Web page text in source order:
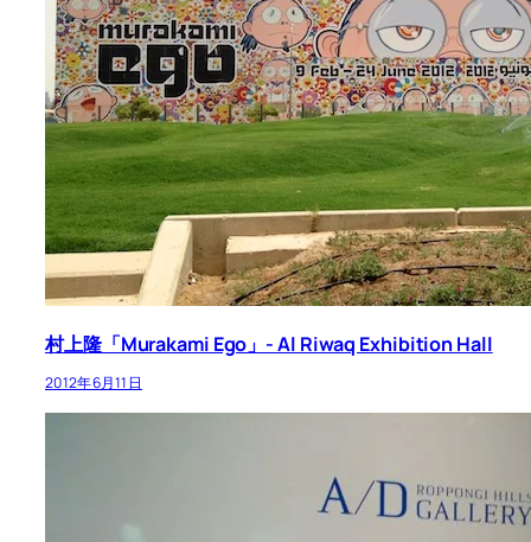
村上隆「Murakami Ego」- Al Riwaq Exhibition Hall
2012年6月11日